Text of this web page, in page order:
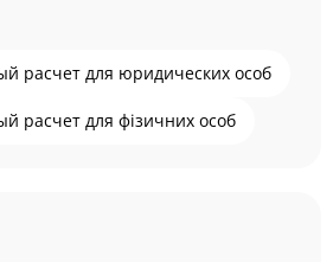
расчет для юридических особ
расчет для фізичних особ